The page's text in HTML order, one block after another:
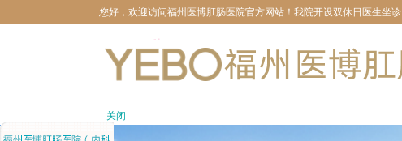
您好，欢迎访问福州医博肛肠医院官方网站！我院开设双休日医生坐
关闭